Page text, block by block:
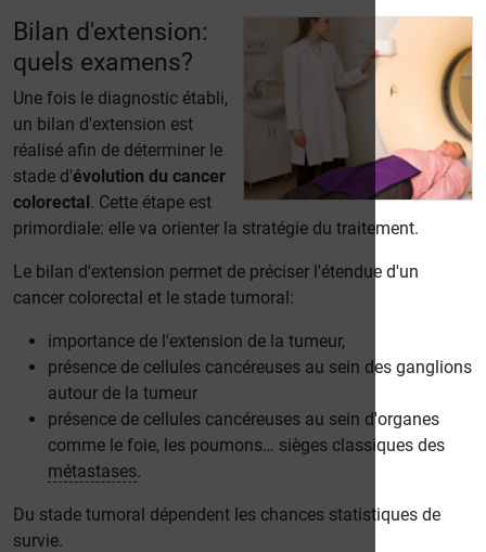
Bilan d'extension:
quels examens?
Une fois le diagnostic établi,
un bilan d'extension est
réalisé afin de déterminer le
stade d'évolution du cancer
colorectal. Cette étape est
primordiale: elle va orienter la stratégie du traitement.
Le bilan d'extension permet de préciser l'étendue d'un
cancer colorectal et le stade tumoral:
importance de l'extension de la tumeur,
présence de cellules cancéreuses au sein des ganglions
autour de la tumeur
présence de cellules cancéreuses au sein d'organes
comme le foie, les poumons… sièges classiques des
métastases.
Du stade tumoral dépendent les chances statistiques de
survie.